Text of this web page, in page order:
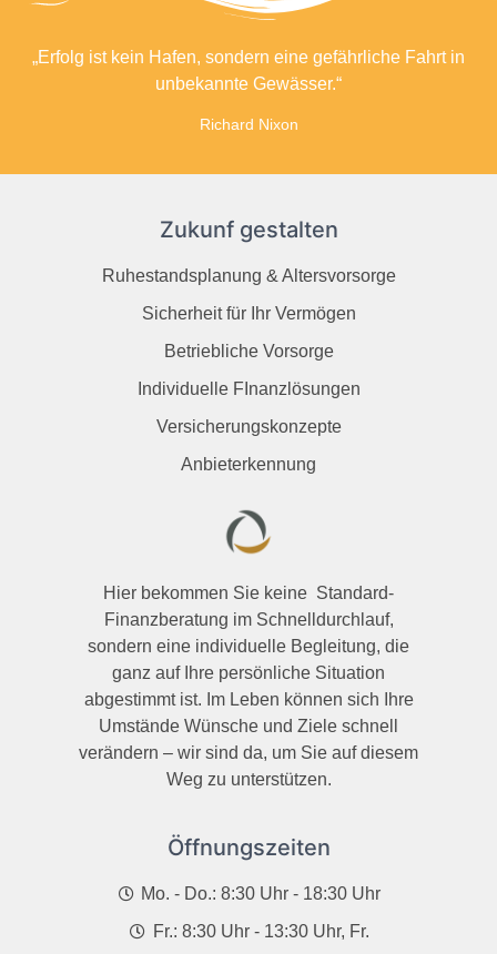
„Erfolg ist kein Hafen, sondern eine gefährliche Fahrt in
unbekannte Gewässer.“
Richard Nixon
Zukunf gestalten
Ruhestandsplanung & Altersvorsorge
Sicherheit für Ihr Vermögen
Betriebliche Vorsorge
Individuelle FInanzlösungen
Versicherungskonzepte
Anbieterkennung
Hier bekommen Sie keine Standard-
Finanzberatung im Schnelldurchlauf,
sondern eine individuelle Begleitung, die
ganz auf Ihre persönliche Situation
abgestimmt ist. Im Leben können sich Ihre
Umstände Wünsche und Ziele schnell
verändern – wir sind da, um Sie auf diesem
Weg zu unterstützen.
Öffnungszeiten
Mo. - Do.: 8:30 Uhr - 18:30 Uhr
Fr.: 8:30 Uhr - 13:30 Uhr, Fr.